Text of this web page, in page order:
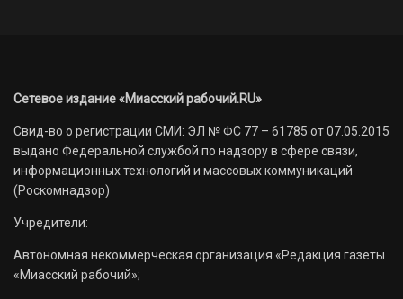
Сетевое издание «Миасский рабочий.RU»
Свид-во о регистрации СМИ: ЭЛ № ФС 77 – 61785 от 07.05.2015
выдано Федеральной службой по надзору в сфере связи,
информационных технологий и массовых коммуникаций
(Роскомнадзор)
Учредители:
Автономная некоммерческая организация «Редакция газеты
«Миасский рабочий»;